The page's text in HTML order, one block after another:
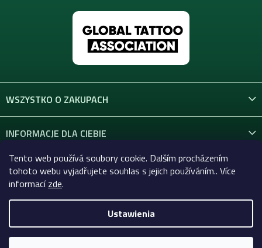
Tento web používá soubory cookie. Dalším procházením
tohoto webu vyjadřujete souhlas s jejich používáním.. Více
informacízde.
Ustawienia
WSZYSTKO O ZAKUPACH
INFORMACJE DLA CIEBIE
KONTAKT
Copyright 2026Celtic-Supply.pl | Wszystko do tatuaży i
makijażu permanentnego. Wszystkie prawa zastrzeżone.